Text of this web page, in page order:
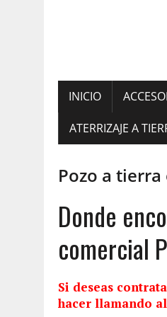
INICIO
ATERRIZAJE A
Pozo a
Donde
comercial
Si deseas
hacer llamando